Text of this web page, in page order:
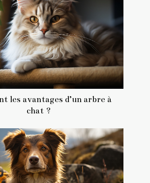
les avantages d’un arbre à
chat ?